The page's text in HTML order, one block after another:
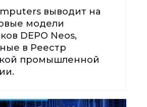
выводит на
модели
DEPO Neos,
в Реестр
промышленной